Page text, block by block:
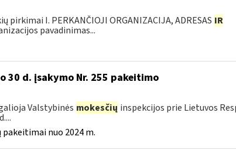
pirkimai I. PERKANČIOJI ORGANIZACIJA, ADRESAS IR
pavadinimas...
30 d. įsakymo Nr. 255 pakeitimo
Valstybinės mokesčių inspekcijos prie Lietuvos
pakeitimai nuo 2024 m.